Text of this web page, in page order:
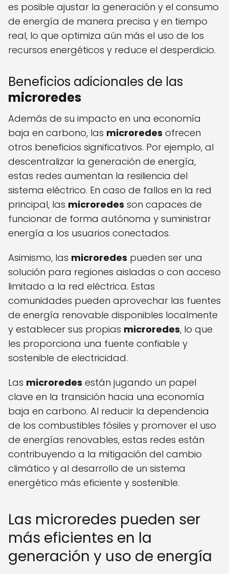
es posible ajustar la generación y el consumo
de energía de manera precisa y en tiempo
real, lo que optimiza aún más el uso de los
recursos energéticos y reduce el desperdicio.
Beneficios adicionales de las
microredes
Además de su impacto en una economía
baja en carbono, las microredes ofrecen
otros beneficios significativos. Por ejemplo, al
descentralizar la generación de energía,
estas redes aumentan la resiliencia del
sistema eléctrico. En caso de fallos en la red
principal, las microredes son capaces de
funcionar de forma autónoma y suministrar
energía a los usuarios conectados.
Asimismo, las microredes pueden ser una
solución para regiones aisladas o con acceso
limitado a la red eléctrica. Estas
comunidades pueden aprovechar las fuentes
de energía renovable disponibles localmente
y establecer sus propias microredes, lo que
les proporciona una fuente confiable y
sostenible de electricidad.
Las microredes están jugando un papel
clave en la transición hacia una economía
baja en carbono. Al reducir la dependencia
de los combustibles fósiles y promover el uso
de energías renovables, estas redes están
contribuyendo a la mitigación del cambio
climático y al desarrollo de un sistema
energético más eficiente y sostenible.
Las microredes pueden ser
más eficientes en la
generación y uso de energía